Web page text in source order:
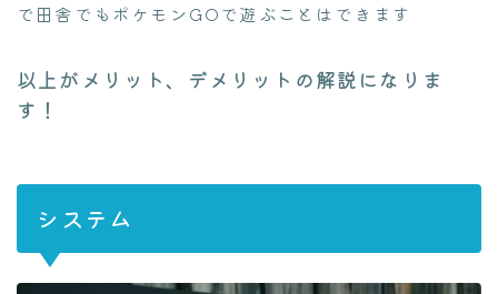
で田舎でもポケモンGOで遊ぶことはできます
以上がメリット、デメリットの解説になりま
す！
システム